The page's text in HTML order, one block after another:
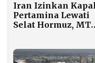
Iran Izinkan
Pertamina Lewati
Selat Hormuz, MT
Batam